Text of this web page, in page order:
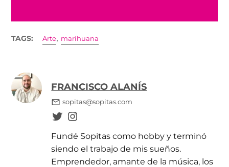
TAGS: Arte, marihuana
FRANCISCO ALANÍS
sopitas@sopitas.com
Fundé Sopitas como hobby y terminó
siendo el trabajo de mis sueños.
Emprendedor, amante de la música, los